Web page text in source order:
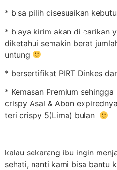
* bisa pilih disesuaikan
* biaya kirim akan di carikan
diketahui semakin berat
untung
* bersertifikat PIRT Dinkes
* Kemasan Premium
crispy Asal & Abon
teri crispy 5(Lima) bulan
kalau sekarang ibu ingin
sehati, nanti kami bisa bantu